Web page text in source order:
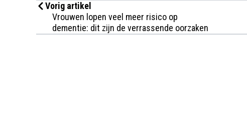
Vorig artikel
Vrouwen lopen veel meer risico op
dementie: dit zijn de verrassende oorzaken